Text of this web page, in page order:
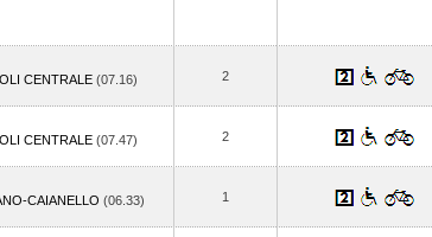
CENTRALE (07.16) 2
CENTRALE (07.47) 2
CAIANELLO (06.33) 1